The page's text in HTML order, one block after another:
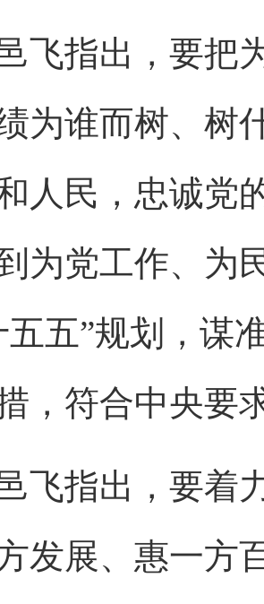
指出，要把为
为谁而树、树
人民，忠诚党
为党工作、为
五五”规划，谋
，符合中央要
指出，要着力
发展、惠一方